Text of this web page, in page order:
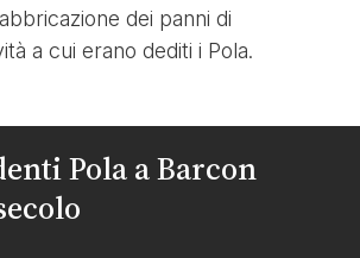
dei panni di
a cui erano dediti i Pola.
Pola a Barcon